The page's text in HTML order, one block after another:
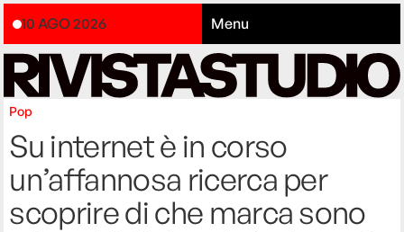
10 AGO 2026 Menu
Pop
Su internet è in corso
un’affannosa ricerca per
scoprire di che marca sono